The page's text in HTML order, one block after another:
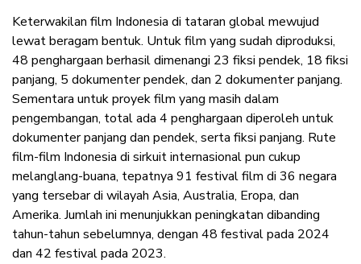
Keterwakilan film Indonesia di tataran global mewujud
lewat beragam bentuk. Untuk film yang sudah diproduksi,
48 penghargaan berhasil dimenangi 23 fiksi pendek, 18 fiksi
panjang, 5 dokumenter pendek, dan 2 dokumenter panjang.
Sementara untuk proyek film yang masih dalam
pengembangan, total ada 4 penghargaan diperoleh untuk
dokumenter panjang dan pendek, serta fiksi panjang. Rute
film-film Indonesia di sirkuit internasional pun cukup
melanglang-buana, tepatnya 91 festival film di 36 negara
yang tersebar di wilayah Asia, Australia, Eropa, dan
Amerika. Jumlah ini menunjukkan peningkatan dibanding
tahun-tahun sebelumnya, dengan 48 festival pada 2024
dan 42 festival pada 2023.